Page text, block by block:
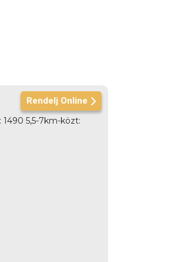
Rendelj Online
5,5-7km-közt: